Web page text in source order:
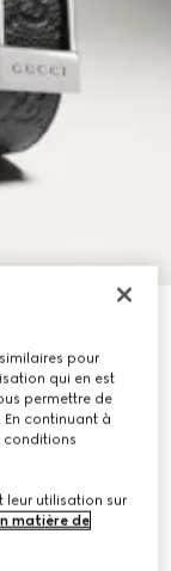
pour
qui en est
permettre de
continuant à
conditions
leur utilisation sur
matière de